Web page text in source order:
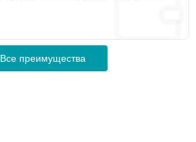
Все преимущества